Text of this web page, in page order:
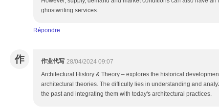
ghostwriting services.
Répondre
作 作业代写 28/04/2024 09:07
Architectural History & Theory – explores the historical
architectural theories. The difficulty lies in understanding and
the past and integrating them with today's architectural practices.